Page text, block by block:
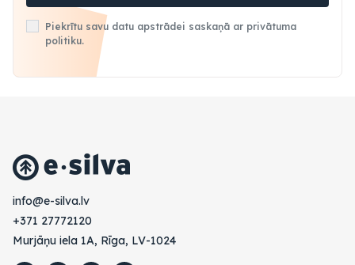
Piekrītu savu datu apstrādei saskaņā ar privātuma
politiku.
vl.avlis-e@ofni
+371 27772120
Murjāņu iela 1A, Rīga, LV-1024